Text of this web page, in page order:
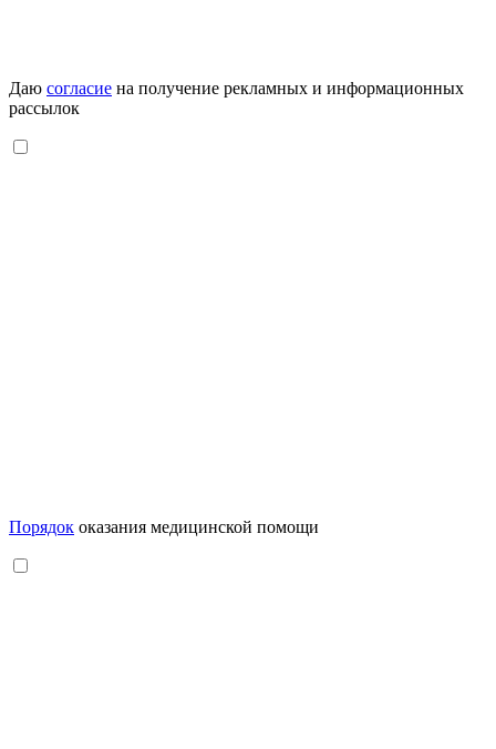
Даю согласие на получение рекламных и информационных
рассылок
Порядок оказания медицинской помощи